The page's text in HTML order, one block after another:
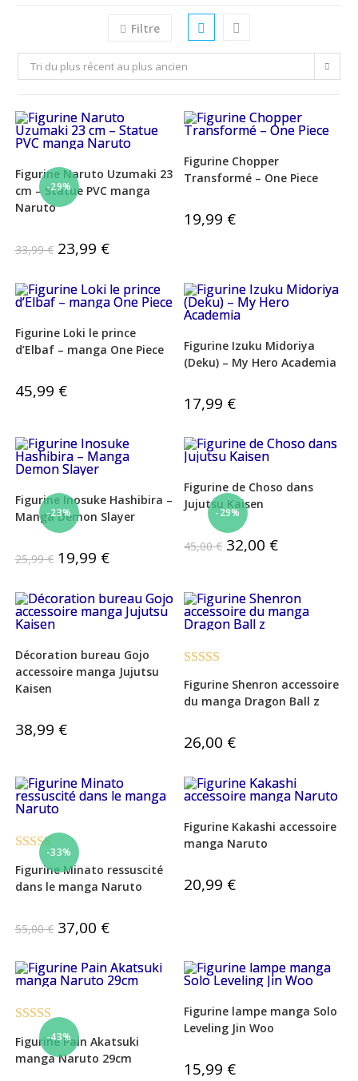
Filtre
Tri du plus récent au plus ancien
-29%
Figurine Naruto Uzumaki 23
cm – Statue PVC manga
Naruto
33,99€ Le
prix
33,99 €.
23,99 €Le
prix
23,99 €.
Figurine Chopper
Transformé – One Piece
19,99 €
Figurine Loki le prince
d’Elbaf – manga One Piece
45,99 €
Figurine Izuku Midoriya
(Deku) – My Hero Academia
17,99 €
-23%
Figurine Inosuke Hashibira –
Manga Demon Slayer
25,99€ Le
prix
25,99 €.
19,99 €Le
prix
19,99 €.
-29%
Figurine de Choso dans
Jujutsu Kaisen
45,00€ Le
prix
32,00 €Le
prix
Décoration bureau Gojo
accessoire manga Jujutsu
Kaisen
38,99 €
sur 5
Figurine Shenron accessoire
du manga Dragon Ball z
26,00 €
-33%
Note 5.00
sur 5
Figurine Minato ressuscité
dans le manga Naruto
55,00€ Le
prix
55,00 €.
37,00 €Le
prix
37,00 €.
Figurine Kakashi accessoire
manga Naruto
20,99 €
-43%
Note 4.50
sur 5
Figurine Pain Akatsuki
manga Naruto 29cm
Figurine lampe manga Solo
Leveling Jin Woo
15,99 €